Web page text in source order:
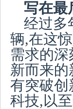
写在最
经过多
辆,在这
需求的
新而来
有突破创
科技,以